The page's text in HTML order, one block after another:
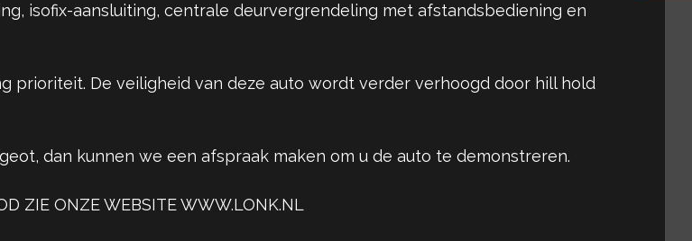
isofix-aansluiting, centrale deurvergrendeling met afstandsbediening en
prioriteit. De veiligheid van deze auto wordt verder verhoogd door hill hold
dan kunnen we een afspraak maken om u de auto te demonstreren.
ZIE ONZE WEBSITE WWW.LONK.NL